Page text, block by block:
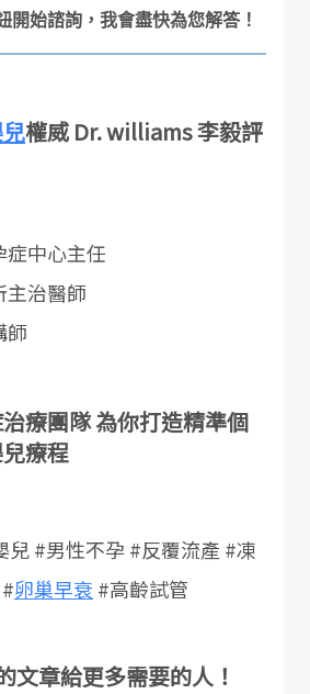
權威 Dr. williams 李毅評
症中心主任
主治醫師
師
療團隊 為你打造精準個
療程
兒 #男性不孕 #反覆流產 #凍
卵巢早衰 #高齡試管
文章給更多需要的人！